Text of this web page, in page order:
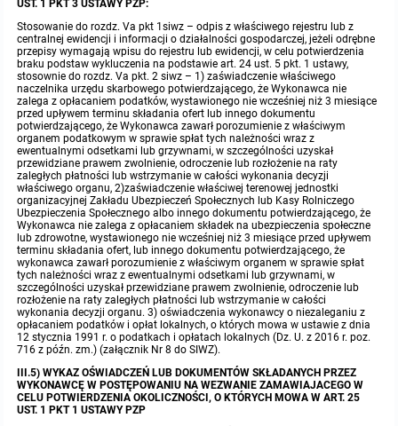
UST. 1 PKT 3 USTAWY PZP:
Stosowanie do rozdz. Va pkt 1siwz – odpis z właściwego rejestru lub z
centralnej ewidencji i informacji o działalności gospodarczej, jeżeli odrębne
przepisy wymagają wpisu do rejestru lub ewidencji, w celu potwierdzenia
braku podstaw wykluczenia na podstawie art. 24 ust. 5 pkt. 1 ustawy,
stosownie do rozdz. Va pkt. 2 siwz – 1) zaświadczenie właściwego
naczelnika urzędu skarbowego potwierdzającego, że Wykonawca nie
zalega z opłacaniem podatków, wystawionego nie wcześniej niż 3 miesiące
przed upływem terminu składania ofert lub innego dokumentu
potwierdzającego, że Wykonawca zawarł porozumienie z właściwym
organem podatkowym w sprawie spłat tych należności wraz z
ewentualnymi odsetkami lub grzywnami, w szczególności uzyskał
przewidziane prawem zwolnienie, odroczenie lub rozłożenie na raty
zaległych płatności lub wstrzymanie w całości wykonania decyzji
właściwego organu, 2)zaświadczenie właściwej terenowej jednostki
organizacyjnej Zakładu Ubezpieczeń Społecznych lub Kasy Rolniczego
Ubezpieczenia Społecznego albo innego dokumentu potwierdzającego, że
Wykonawca nie zalega z opłacaniem składek na ubezpieczenia społeczne
lub zdrowotne, wystawionego nie wcześniej niż 3 miesiące przed upływem
terminu składania ofert, lub innego dokumentu potwierdzającego, że
wykonawca zawarł porozumienie z właściwym organem w sprawie spłat
tych należności wraz z ewentualnymi odsetkami lub grzywnami, w
szczególności uzyskał przewidziane prawem zwolnienie, odroczenie lub
rozłożenie na raty zaległych płatności lub wstrzymanie w całości
wykonania decyzji organu. 3) oświadczenia wykonawcy o niezaleganiu z
opłacaniem podatków i opłat lokalnych, o których mowa w ustawie z dnia
12 stycznia 1991 r. o podatkach i opłatach lokalnych (Dz. U. z 2016 r. poz.
716 z późn. zm.) (załącznik Nr 8 do SIWZ).
III.5) WYKAZ OŚWIADCZEŃ LUB DOKUMENTÓW SKŁADANYCH PRZEZ
WYKONAWCĘ W POSTĘPOWANIU NA WEZWANIE ZAMAWIAJACEGO W
CELU POTWIERDZENIA OKOLICZNOŚCI, O KTÓRYCH MOWA W ART. 25
UST. 1 PKT 1 USTAWY PZP